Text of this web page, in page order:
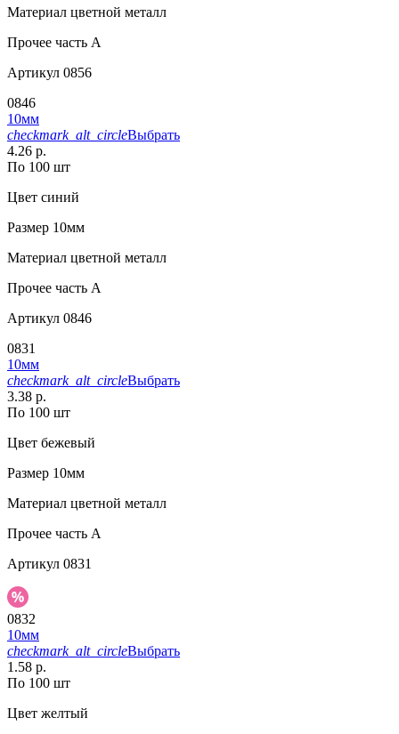
Материал цветной металл
Прочее часть A
Артикул 0856
0846
10мм
checkmark_alt_circleВыбрать
4.26 р.
По 100 шт
Цвет синий
Размер 10мм
Материал цветной металл
Прочее часть A
Артикул 0846
0831
10мм
checkmark_alt_circleВыбрать
3.38 р.
По 100 шт
Цвет бежевый
Размер 10мм
Материал цветной металл
Прочее часть A
Артикул 0831
0832
10мм
checkmark_alt_circleВыбрать
1.58 р.
По 100 шт
Цвет желтый